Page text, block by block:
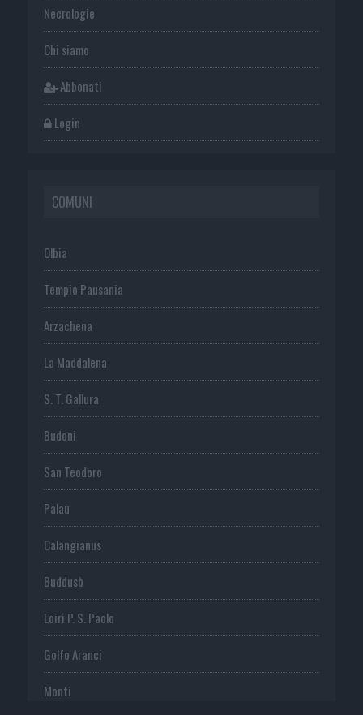
Necrologie
Chi siamo
Abbonati
Login
COMUNI
Olbia
Tempio Pausania
Arzachena
La Maddalena
S. T. Gallura
Budoni
San Teodoro
Palau
Calangianus
Buddusò
Loiri P. S. Paolo
Golfo Aranci
Monti